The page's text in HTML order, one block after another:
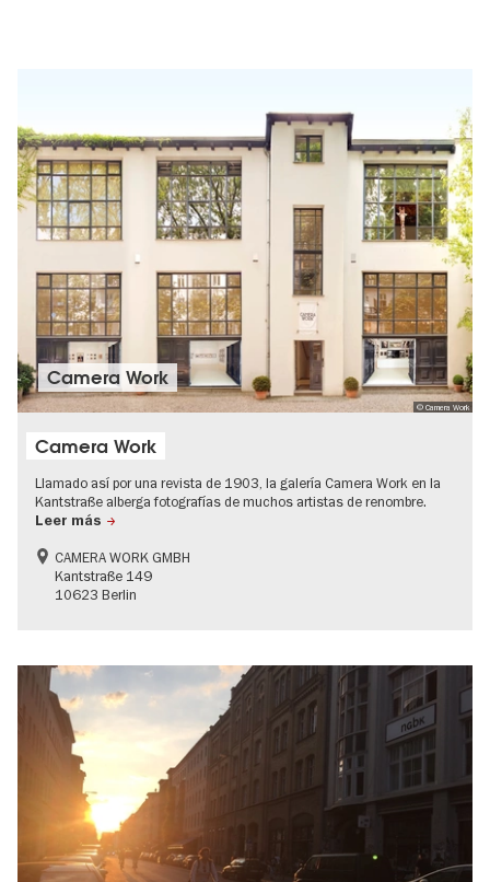
© Camera Work
Camera Work
Camera Work
Llamado así por una revista de 1903, la galería Camera Work en la
Kantstraße alberga fotografías de muchos artistas de renombre.
Leer más
CAMERA WORK GMBH
Kantstraße 149
10623 Berlin